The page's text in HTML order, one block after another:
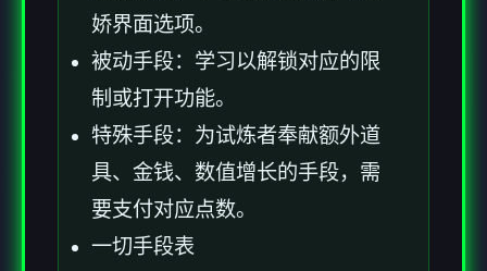
娇界面选项。
被动手段：学习以解锁对应的限
制或打开功能。
特殊手段：为试炼者奉献额外道
具、金钱、数值增长的手段，需
要支付对应点数。
一切手段表